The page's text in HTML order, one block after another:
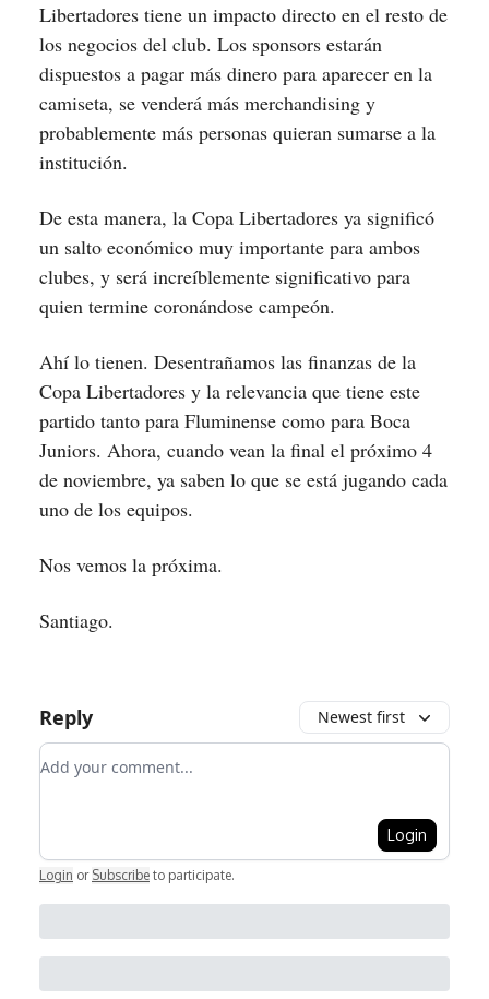
Libertadores tiene un impacto directo en el resto de
los negocios del club. Los sponsors estarán
dispuestos a pagar más dinero para aparecer en la
camiseta, se venderá más merchandising y
probablemente más personas quieran sumarse a la
institución.
De esta manera, la Copa Libertadores ya significó
un salto económico muy importante para ambos
clubes, y será increíblemente significativo para
quien termine coronándose campeón.
Ahí lo tienen. Desentrañamos las finanzas de la
Copa Libertadores y la relevancia que tiene este
partido tanto para Fluminense como para Boca
Juniors. Ahora, cuando vean la final el próximo 4
de noviembre, ya saben lo que se está jugando cada
uno de los equipos.
Nos vemos la próxima.
Santiago.
Reply Newest first
Add your comment
Login
Login or Subscribe to participate.